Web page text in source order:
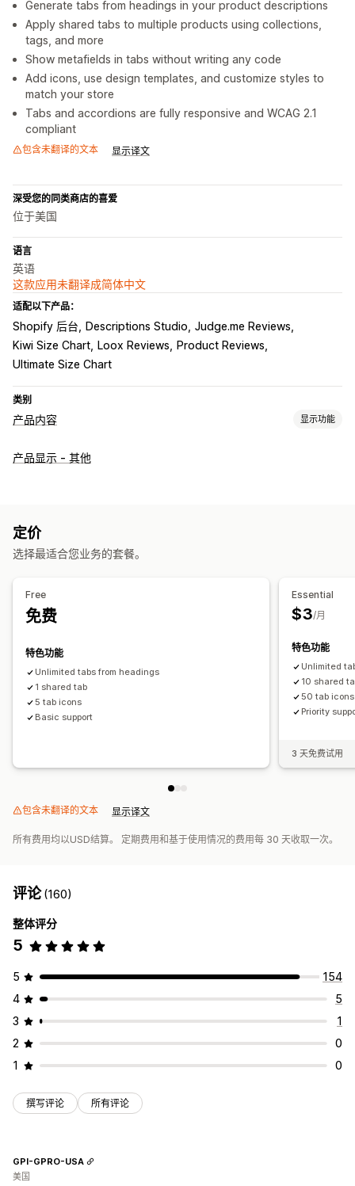
Generate tabs from headings in your product descriptions
Apply shared tabs to multiple products using collections,
tags, and more
Show metafields in tabs without writing any code
Add icons, use design templates, and customize styles to
match your store
Tabs and accordions are fully responsive and WCAG 2.1
compliant
包含未翻译的文本 显示译文
深受您的同类商店的喜爱
位于美国
语言
英语
这款应用未翻译成简体中文
适配以下产品：
Shopify 后台 Descriptions Studio Judge.me Reviews
Kiwi Size Chart
Loox Reviews
Product Reviews
Ultimate Size Chart
类别
产品内容 显示功能
内容类型
批量编辑
产品显示 - 其他
定价
选择最适合您业务的套餐。
Free
免费
特色功能
Unlimited tabs from headings
1 shared tab
5 tab icons
Basic support
Essential
$3/月
特色功能
Unlimited
10 shared
50 tab icons
Priority
3 天免费试用
包含未翻译的文本 显示译文
所有费用均以USD结算。 定期费用和基于使用情况的费用每 30 天收取一次。
评论(160)
整体评分
5
5
154
4
5
3
1
2
0
1
0
撰写评论 所有评论
GPI-GPRO-USA
美国